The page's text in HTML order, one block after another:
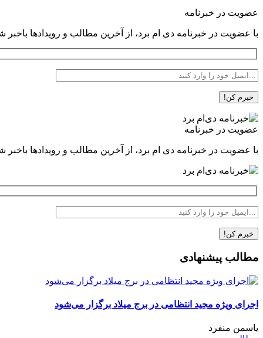
عضویت در خبرنامه
با عضویت در خبرنامه دی ام برد، از آخرین مطالب و رویدادها باخبر
عضویت در خبرنامه
با عضویت در خبرنامه دی ام برد، از آخرین مطالب و رویدادها باخبر
مطالب پیشنهادی
اجرای ویژه مجید انتظامی در برج میلاد برگزار می‌شود
یاسمن منفرد